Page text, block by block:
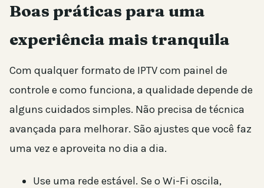
Boas práticas para uma
experiência mais tranquila
Com qualquer formato de IPTV com painel de
controle e como funciona, a qualidade depende de
alguns cuidados simples. Não precisa de técnica
avançada para melhorar. São ajustes que você faz
uma vez e aproveita no dia a dia.
Use uma rede estável. Se o Wi-Fi oscila,